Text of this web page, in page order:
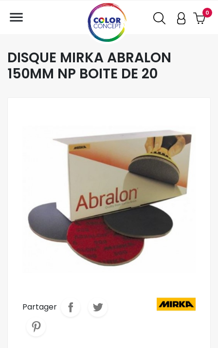
0

DISQUE MIRKA ABRALON
150MM NP BOITE DE 20
Partager